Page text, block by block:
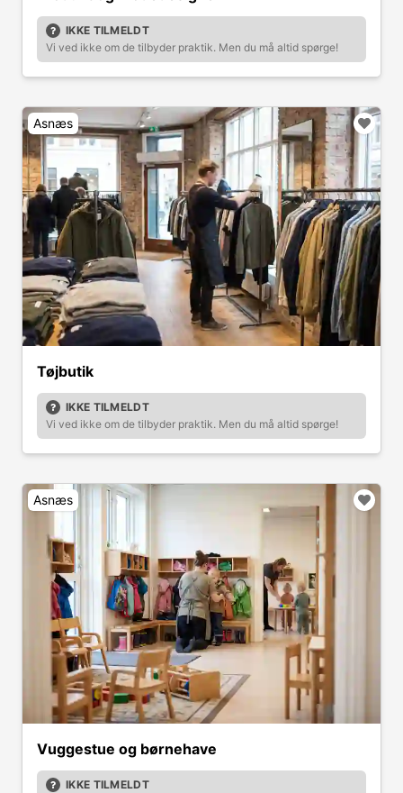
IKKE TILMELDT
Vi ved ikke om de tilbyder praktik. Men du må altid spørge!
Asnæs
Tøjbutik
IKKE TILMELDT
Vi ved ikke om de tilbyder praktik. Men du må altid spørge!
Asnæs
Vuggestue og børnehave
IKKE TILMELDT